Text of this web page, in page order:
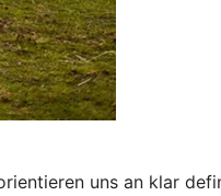
uns an klar